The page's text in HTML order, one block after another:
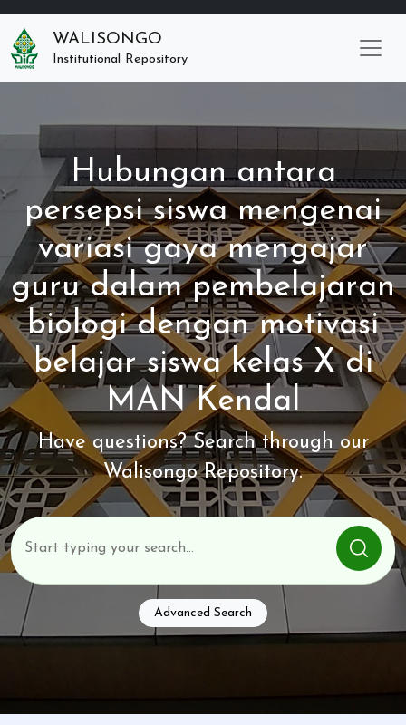
WALISONGO
Institutional Repository
Hubungan antara
persepsi siswa mengenai
variasi gaya mengajar
guru dalam pembelajaran
biologi dengan motivasi
belajar siswa kelas X di
MAN Kendal
Have questions? Search through our
Walisongo Repository.
Advanced Search